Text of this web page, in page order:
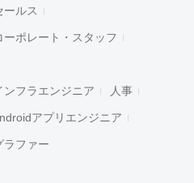
ールス
ーポレート・スタッフ
ンフラエンジニア 人事
アプリエンジニア
ラファー